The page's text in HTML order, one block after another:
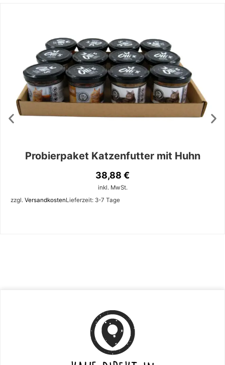
Probierpaket Katzenfutter mit Huhn
38,88 €
inkl. MwSt.
zzgl. VersandkostenLieferzeit: 3-7 Tage